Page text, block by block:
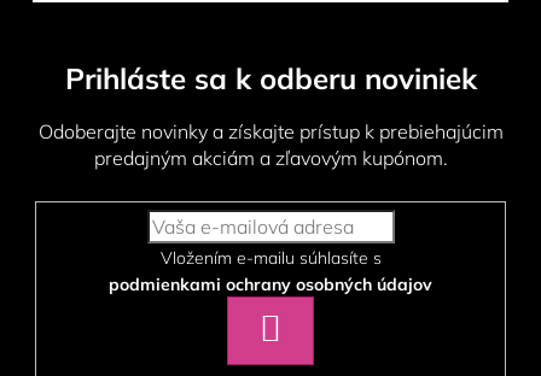
Prihláste sa k odberu noviniek
Odoberajte novinky a získajte prístup k prebiehajúcim
predajným akciám a zľavovým kupónom.
podmienkami ochrany osobných údajov
SA